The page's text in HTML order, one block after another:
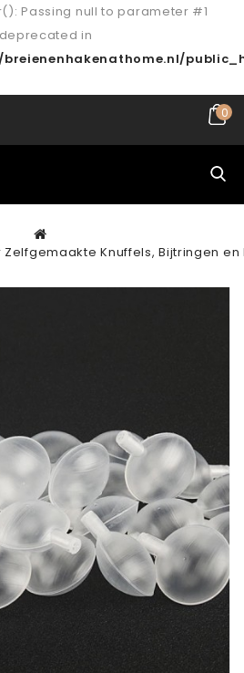
Passing null to parameter #1
in
0
Knuffels, Bijtringen